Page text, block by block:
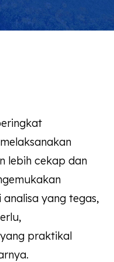
lebih cekap dan
yang tegas,
praktikal